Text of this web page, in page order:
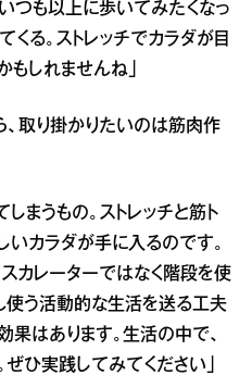
つも以上に歩いてみたくなっ
る。ストレッチでカラダが目
もしれませんね」
、取り掛かりたいのは筋肉作
まうもの。ストレッチと筋ト
いカラダが手に入るのです。
スカレーターではなく階段を使
使う活動的な生活を送る工夫
果はあります。生活の中で、
ひ実践してみてください」